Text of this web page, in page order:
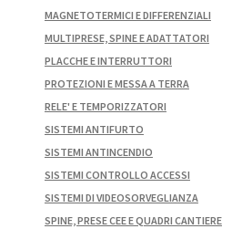
MAGNETOTERMICI E DIFFERENZIALI
MULTIPRESE, SPINE E ADATTATORI
PLACCHE E INTERRUTTORI
PROTEZIONI E MESSA A TERRA
RELE' E TEMPORIZZATORI
SISTEMI ANTIFURTO
SISTEMI ANTINCENDIO
SISTEMI CONTROLLO ACCESSI
SISTEMI DI VIDEOSORVEGLIANZA
SPINE, PRESE CEE E QUADRI CANTIERE